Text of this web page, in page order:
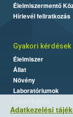
Adatkezelési
Élelmiszermentő
Hírlevél feliratkozás
Gyakori kérdések
Élelmiszer
Állat
Növény
Laboratóriumok